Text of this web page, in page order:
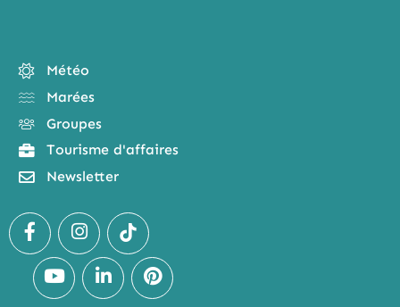
Météo
Marées
Groupes
Tourisme d'affaires
Newsletter